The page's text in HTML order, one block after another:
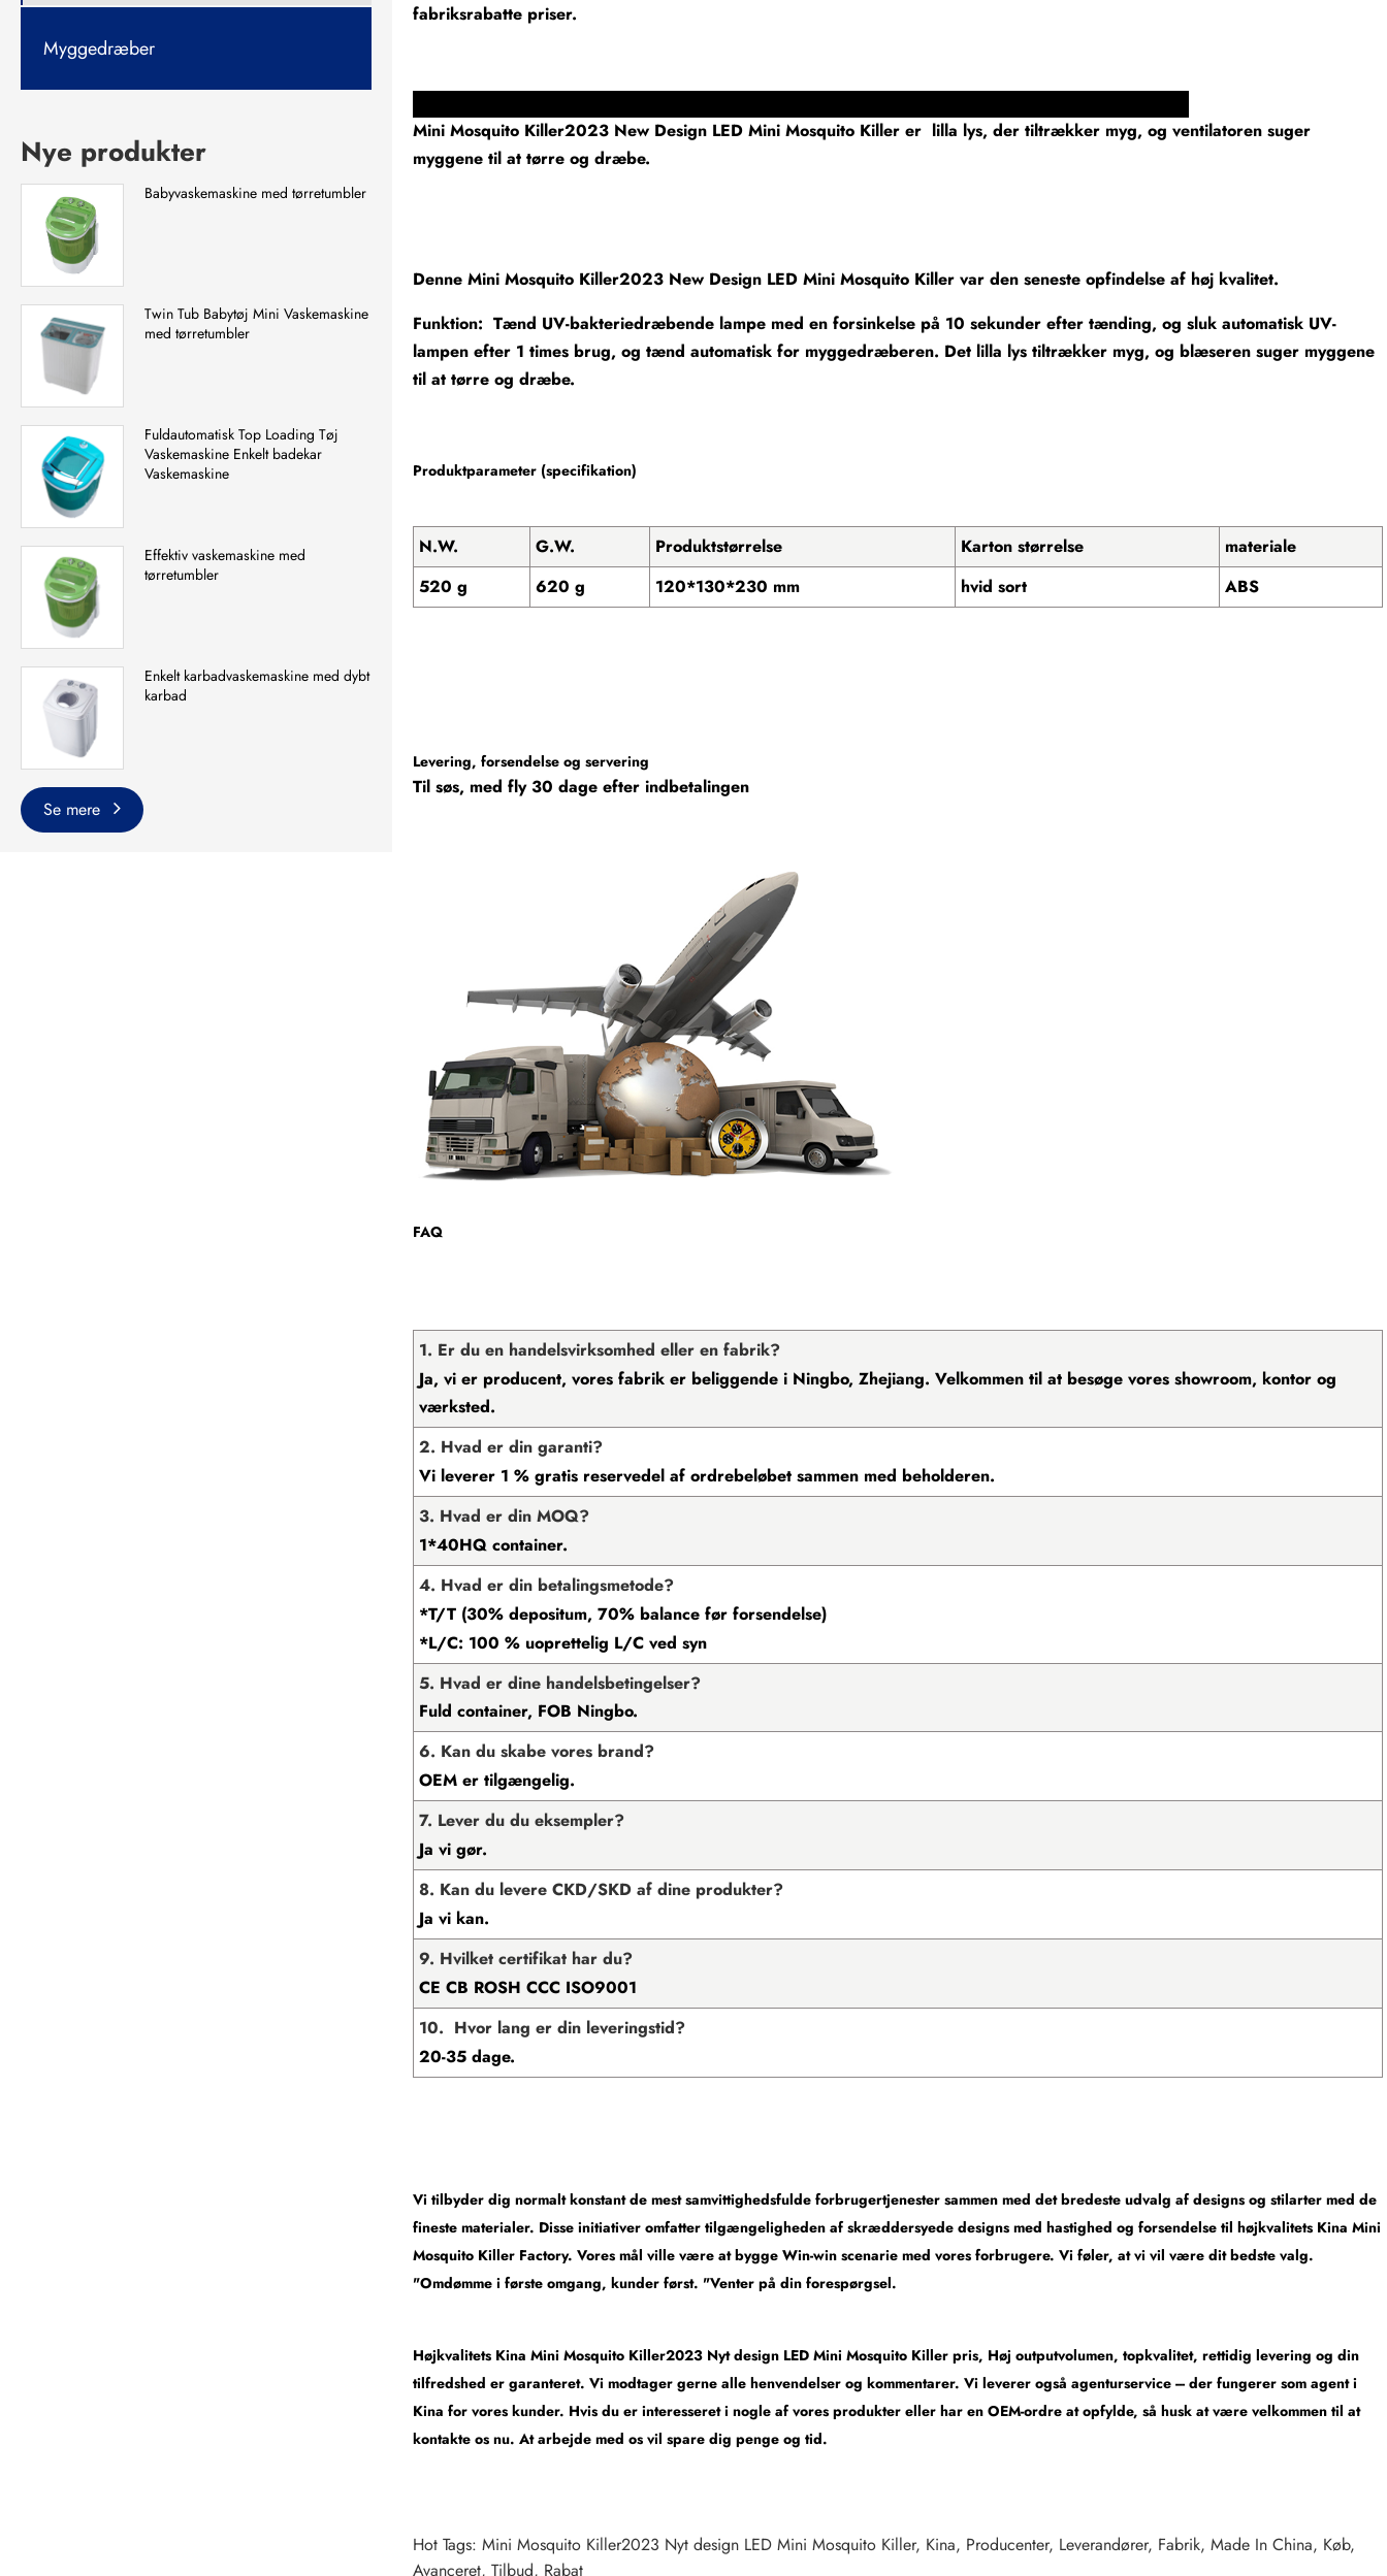
Myggedræber
Nye produkter
Babyvaskemaskine med tørretumbler
Twin Tub Babytøj Mini Vaskemaskine
med tørretumbler
Fuldautomatisk Top Loading Tøj
Vaskemaskine Enkelt badekar
Vaskemaskine
Effektiv vaskemaskine med
tørretumbler
Enkelt karbadvaskemaskine med dybt
karbad
Se mere
fabriksrabatte priser.
Mini Mosquito Killer2023 New Design LED Mini Mosquito Killer er lilla lys, der tiltrækker myg, og ventilatoren suger
myggene til at tørre og dræbe.
Denne Mini Mosquito Killer2023 New Design LED Mini Mosquito Killer var den seneste opfindelse af høj kvalitet.
Funktion: Tænd UV-bakteriedræbende lampe med en forsinkelse på 10 sekunder efter tænding, og sluk automatisk UV-
lampen efter 1 times brug, og tænd automatisk for myggedræberen. Det lilla lys tiltrækker myg, og blæseren suger myggene
til at tørre og dræbe.
Produktparameter (specifikation)
N.W. G.W. Produktstørrelse Karton størrelse
materiale
520 g
620 g 120*130*230 mm hvid sort ABS
Levering, forsendelse og servering
Til søs, med fly 30 dage efter indbetalingen
FAQ
1. Er du en handelsvirksomhed eller en fabrik?
Ja, vi er producent, vores fabrik er beliggende i Ningbo, Zhejiang. Velkommen til at besøge vores showroom, kontor og
værksted.
2. Hvad er din garanti?
Vi leverer 1 % gratis reservedel af ordrebeløbet sammen med beholderen.
3. Hvad er din MOQ?
1*40HQ container.
4. Hvad er din betalingsmetode?
*T/T (30% depositum, 70% balance før forsendelse)
*L/C: 100 % uoprettelig L/C ved syn
5. Hvad er dine handelsbetingelser?
Fuld container, FOB Ningbo.
6. Kan du skabe vores brand?
OEM er tilgængelig.
7. Lever du du eksempler?
Ja vi gør.
8. Kan du levere CKD/SKD af dine produkter?
Ja vi kan.
9. Hvilket certifikat har du?
CE CB ROSH CCC ISO9001
10. Hvor lang er din leveringstid?
20-35 dage.
Vi tilbyder dig normalt konstant de mest samvittighedsfulde forbrugertjenester sammen med det bredeste udvalg af designs og stilarter med de
fineste materialer. Disse initiativer omfatter tilgængeligheden af ​​skræddersyede designs med hastighed og forsendelse til højkvalitets Kina Mini
Mosquito Killer Factory. Vores mål ville være at bygge Win-win scenarie med vores forbrugere. Vi føler, at vi vil være dit bedste valg.
"Omdømme i første omgang, kunder først. "Venter på din forespørgsel.
Højkvalitets Kina Mini Mosquito Killer2023 Nyt design LED Mini Mosquito Killer pris, Høj outputvolumen, topkvalitet, rettidig levering og din
tilfredshed er garanteret. Vi modtager gerne alle henvendelser og kommentarer. Vi leverer også agenturservice --- der fungerer som agent i
Kina for vores kunder. Hvis du er interesseret i nogle af vores produkter eller har en OEM-ordre at opfylde, så husk at være velkommen til at
kontakte os nu. At arbejde med os vil spare dig penge og tid.
Hot Tags: Mini Mosquito Killer2023 Nyt design LED Mini Mosquito Killer, Kina, Producenter, Leverandører, Fabrik, Made In China, Køb,
Avanceret, Tilbud, Rabat